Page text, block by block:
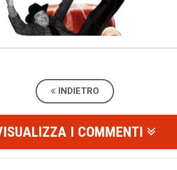
INDIETRO
I COMMENTI